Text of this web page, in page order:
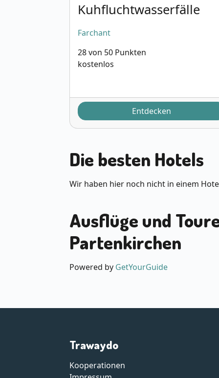
Kuhfluchtwasserfälle
Farchant
28 von 50 Punkten
kostenlos
Entdecken
Die besten Hotels
Wir haben hier noch nicht in einem
Ausflüge und
Partenkirchen
Powered by GetYourGuide
Trawaydo
Kooperationen